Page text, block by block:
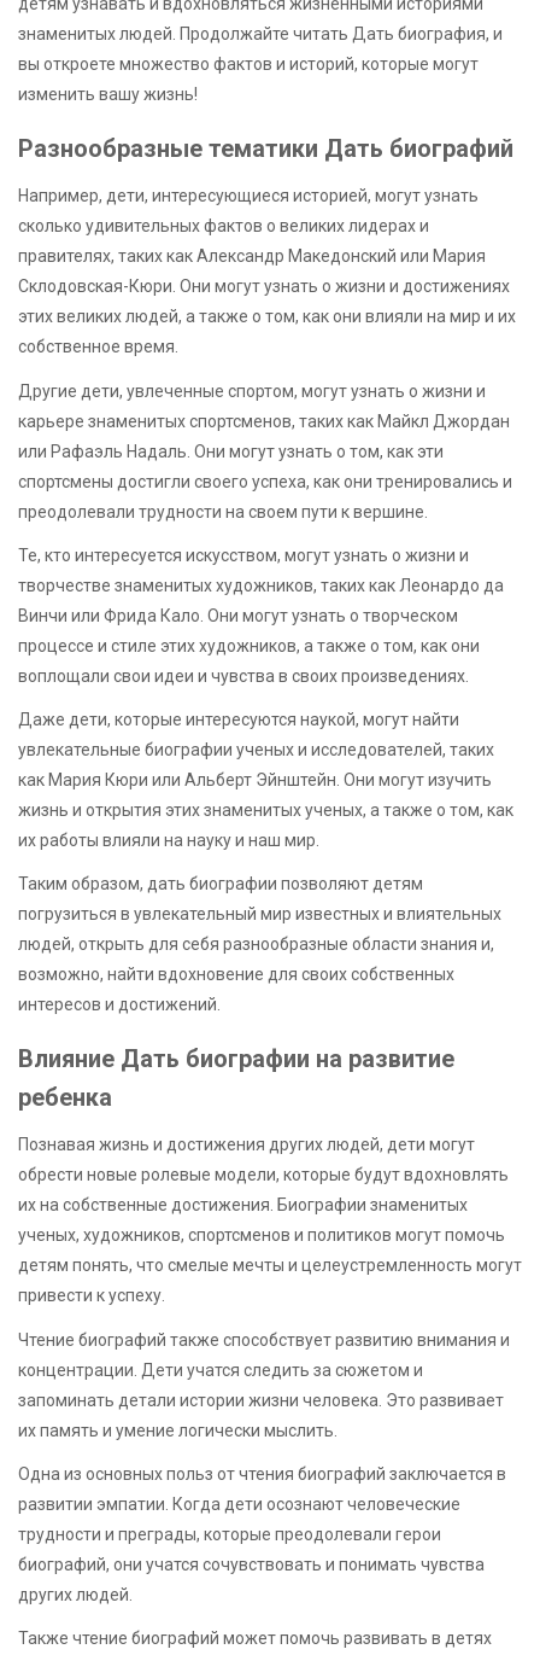
детям узнавать и вдохновляться жизненными историями
знаменитых людей. Продолжайте читать Дать биография, и
вы откроете множество фактов и историй, которые могут
изменить вашу жизнь!
Разнообразные тематики Дать биографий
Например, дети, интересующиеся историей, могут узнать
сколько удивительных фактов о великих лидерах и
правителях, таких как Александр Македонский или Мария
Склодовская-Кюри. Они могут узнать о жизни и достижениях
этих великих людей, а также о том, как они влияли на мир и их
собственное время.
Другие дети, увлеченные спортом, могут узнать о жизни и
карьере знаменитых спортсменов, таких как Майкл Джордан
или Рафаэль Надаль. Они могут узнать о том, как эти
спортсмены достигли своего успеха, как они тренировались и
преодолевали трудности на своем пути к вершине.
Те, кто интересуется искусством, могут узнать о жизни и
творчестве знаменитых художников, таких как Леонардо да
Винчи или Фрида Кало. Они могут узнать о творческом
процессе и стиле этих художников, а также о том, как они
воплощали свои идеи и чувства в своих произведениях.
Даже дети, которые интересуются наукой, могут найти
увлекательные биографии ученых и исследователей, таких
как Мария Кюри или Альберт Эйнштейн. Они могут изучить
жизнь и открытия этих знаменитых ученых, а также о том, как
их работы влияли на науку и наш мир.
Таким образом, дать биографии позволяют детям
погрузиться в увлекательный мир известных и влиятельных
людей, открыть для себя разнообразные области знания и,
возможно, найти вдохновение для своих собственных
интересов и достижений.
Влияние Дать биографии на развитие
ребенка
Познавая жизнь и достижения других людей, дети могут
обрести новые ролевые модели, которые будут вдохновлять
их на собственные достижения. Биографии знаменитых
ученых, художников, спортсменов и политиков могут помочь
детям понять, что смелые мечты и целеустремленность могут
привести к успеху.
Чтение биографий также способствует развитию внимания и
концентрации. Дети учатся следить за сюжетом и
запоминать детали истории жизни человека. Это развивает
их память и умение логически мыслить.
Одна из основных польз от чтения биографий заключается в
развитии эмпатии. Когда дети осознают человеческие
трудности и преграды, которые преодолевали герои
биографий, они учатся сочувствовать и понимать чувства
других людей.
Также чтение биографий может помочь развивать в детях